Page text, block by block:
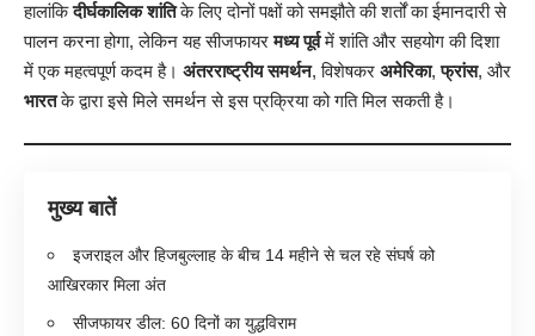
हालांकिदीर्घकालिक शांतिके लिए दोनों पक्षों को समझौते की शर्तों का ईमानदारी से
पालन करना होगा, लेकिन यह सीजफायरमध्य पूर्वमें शांति और सहयोग की दिशा
में एक महत्वपूर्ण कदम है। अंतरराष्ट्रीय समर्थन, विशेषकर अमेरिका,फ्रांस, और
भारतके द्वारा इसे मिले समर्थन से इस प्रक्रिया को गति मिल सकती है।
मुख्य बातें
इजराइल और हिजबुल्लाह के बीच 14 महीने से चल रहे संघर्ष को
आखिरकार मिला अंत
सीजफायर डील: 60 दिनों का युद्धविराम